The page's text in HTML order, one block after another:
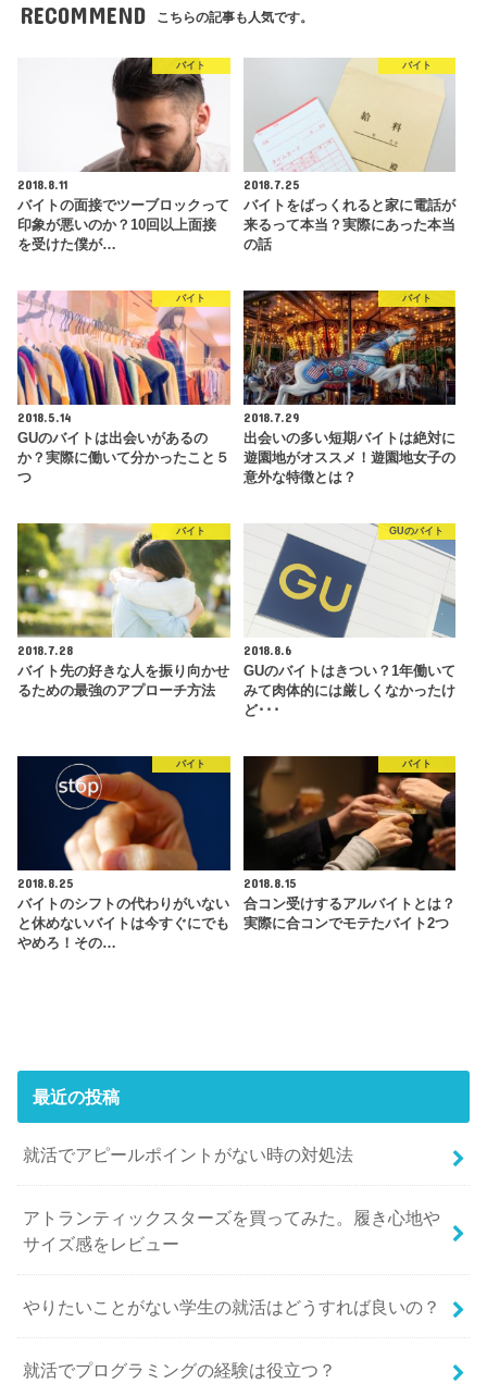
RECOMMEND こちらの記事も人気です。
バイト
2018.8.11
バイトの面接でツーブロックって
印象が悪いのか？10回以上面接
を受けた僕が…
バイト
2018.7.25
バイトをばっくれると家に電話が
来るって本当？実際にあった本当
の話
バイト
2018.5.14
GUのバイトは出会いがあるの
か？実際に働いて分かったこと５
つ
バイト
2018.7.29
出会いの多い短期バイトは絶対に
遊園地がオススメ！遊園地女子の
意外な特徴とは？
バイト
2018.7.28
バイト先の好きな人を振り向かせ
るための最強のアプローチ方法
GUのバイト
2018.8.6
GUのバイトはきつい？1年働いて
みて肉体的には厳しくなかったけ
ど･･･
バイト
2018.8.25
バイトのシフトの代わりがいない
と休めないバイトは今すぐにでも
やめろ！その…
バイト
2018.8.15
合コン受けするアルバイトとは？
実際に合コンでモテたバイト2つ
最近の投稿
就活でアピールポイントがない時の対処法
アトランティックスターズを買ってみた。履き心地や
サイズ感をレビュー
やりたいことがない学生の就活はどうすれば良いの？
就活でプログラミングの経験は役立つ？